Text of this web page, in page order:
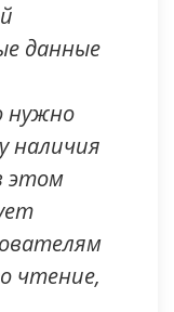
данные
нужно
наличия
этом
чтение,